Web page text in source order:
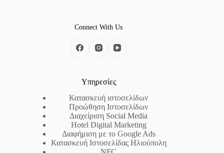
Connect With Us
Υπηρεσίες
Κατασκευή ιστοσελίδων
Προώθηση Ιστοσελίδων
Διαχείριση Social Media
Hotel Digital Marketing
Διαφήμιση με το Google Ads
Κατασκευή Ιστοσελίδας Ηλιούπολη